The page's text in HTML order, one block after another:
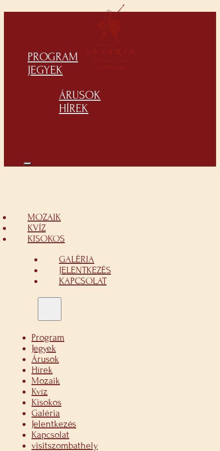
PROGRAM
JEGYEK
ÁRUSOK
HÍREK
MOZAIK
KVÍZ
KISOKOS
GALÉRIA
JELENTKEZÉS
KAPCSOLAT
Program
Jegyek
Árusok
Hírek
Mozaik
Kvíz
Kisokos
Galéria
Jelentkezés
Kapcsolat
visitszombathely